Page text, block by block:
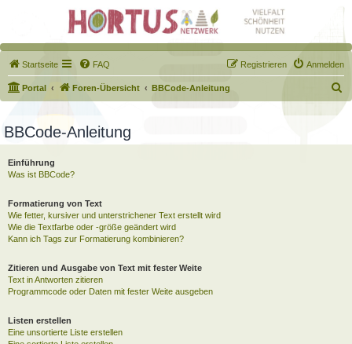
Startseite FAQ Anmelden
Registrieren
Portal Foren-Übersicht BBCode-Anleitung
u
h
BBCode-Anleitung
Einführung
Was ist BBCode?
Formatierung von Text
Wie fetter, kursiver und unterstrichener Text erstellt wird
Wie die Textfarbe oder -größe geändert wird
Kann ich Tags zur Formatierung kombinieren?
Zitieren und Ausgabe von Text mit fester Weite
Text in Antworten zitieren
Programmcode oder Daten mit fester Weite ausgeben
Listen erstellen
Eine unsortierte Liste erstellen